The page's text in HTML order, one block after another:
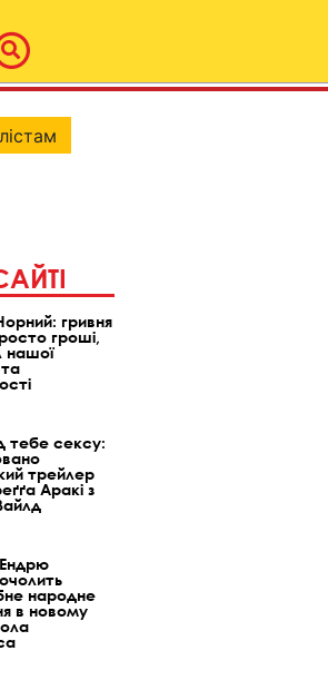
гривня
гроші,
нашої
тебе сексу:
трейлер
Аракі з
народне
в новому